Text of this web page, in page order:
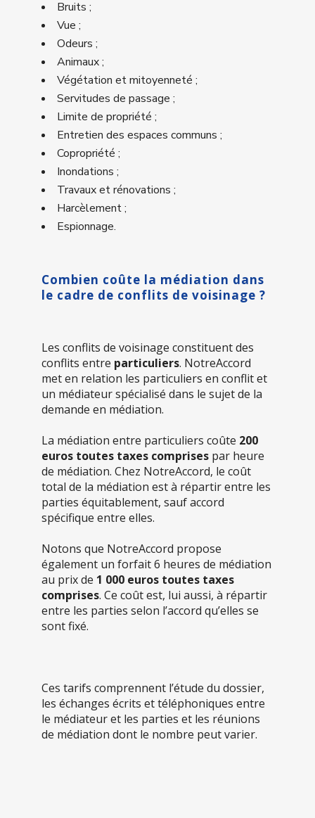
Bruits ;
Vue ;
Odeurs ;
Animaux ;
Végétation et mitoyenneté ;
Servitudes de passage ;
Limite de propriété ;
Entretien des espaces communs ;
Copropriété ;
Inondations ;
Travaux et rénovations ;
Harcèlement ;
Espionnage.
Combien coûte la médiation dans
le cadre de conflits de voisinage ?
Les conflits de voisinage constituent des
conflits entre particuliers. NotreAccord
met en relation les particuliers en conflit et
un médiateur spécialisé dans le sujet de la
demande en médiation.
La médiation entre particuliers coûte 200
euros toutes taxes comprises par heure
de médiation. Chez NotreAccord, le coût
total de la médiation est à répartir entre les
parties équitablement, sauf accord
spécifique entre elles.
Notons que NotreAccord propose
également un forfait 6 heures de médiation
au prix de 1 000 euros toutes taxes
comprises. Ce coût est, lui aussi, à répartir
entre les parties selon l’accord qu’elles se
sont fixé.
Ces tarifs comprennent l’étude du dossier,
les échanges écrits et téléphoniques entre
le médiateur et les parties et les réunions
de médiation dont le nombre peut varier.